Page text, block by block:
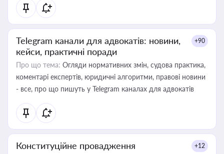
Telegram канали для адвокатів: новини,
кейси, практичні поради
+90
Про що тема: Огляди нормативних змін, судова практика,
коментарі експертів, юридичні алгоритми, правові новини
- все, про що пишуть у Telegram каналах для адвокатів
Конституційне провадження +12